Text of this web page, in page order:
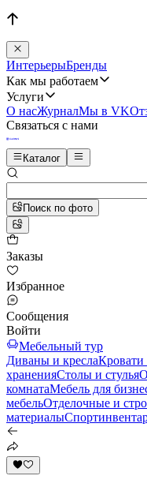
ИнтерьерыБренды
Как мы работаем
Услуги
О насЖурналМы в VK
Связаться с нами
Каталог
Поиск по фото
Заказы
Избранное
Сообщения
Войти
Мебельный тур
Диваны и креслаКровати
храненияСтолы и стулья
комнатаМебель для
мебельОтделочные и
материалы